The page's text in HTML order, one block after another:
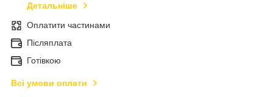
Детальніше
Оплатити частинами
Післяплата
Готівкою
Всі умови оплати